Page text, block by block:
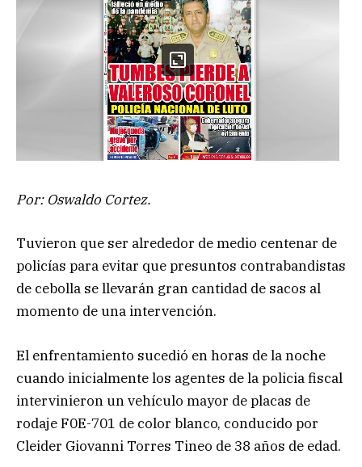
Por: Oswaldo Cortez.
Tuvieron que ser alrededor de medio centenar de
policías para evitar que presuntos contrabandistas
de cebolla se llevarán gran cantidad de sacos al
momento de una intervención.
El enfrentamiento sucedió en horas de la noche
cuando inicialmente los agentes de la policia fiscal
intervinieron un vehículo mayor de placas de
rodaje F0E-701 de color blanco, conducido por
Cleider Giovanni Torres Tineo de 38 años de edad.